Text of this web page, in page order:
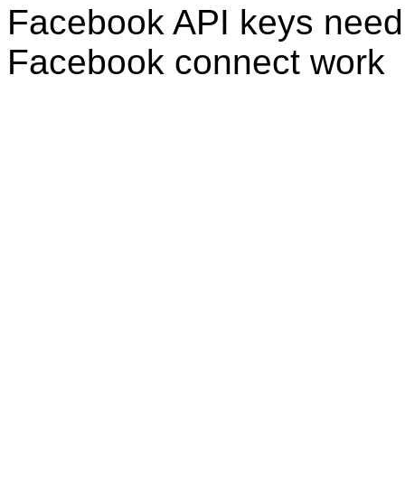
Facebook API keys
Facebook connect work